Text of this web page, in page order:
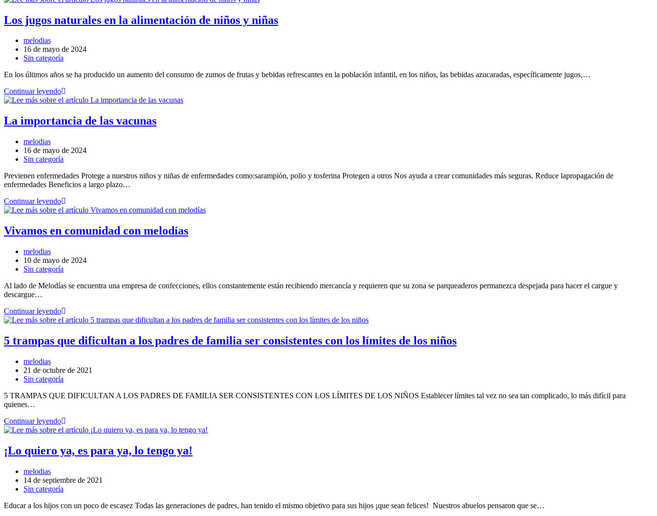
Los jugos naturales en la alimentación de niños y niñas
melodias
16 de mayo de 2024
Sin categoría
En los últimos años se ha producido un aumento del consumo de zumos de frutas y bebidas refrescantes en la población infantil, en los niños, las bebidas azucaradas, específicamente jugos,…
Continuar leyendo
La importancia de las vacunas
melodias
16 de mayo de 2024
Sin categoría
Previenen enfermedades Protege a nuestros niños y niñas de enfermedades como:sarampión, polio y tosferina Protegen a otros Nos ayuda a crear comunidades más seguras. Reduce lapropagación de
enfermedades Beneficios a largo plazo…
Continuar leyendo
Vivamos en comunidad con melodías
melodias
10 de mayo de 2024
Sin categoría
Al lado de Melodías se encuentra una empresa de confecciones, ellos constantemente están recibiendo mercancía y requieren que su zona se parqueaderos permanezca despejada para hacer el cargue y
descargue…
Continuar leyendo
5 trampas que dificultan a los padres de familia ser consistentes con los límites de los niños
melodias
21 de octubre de 2021
Sin categoría
5 TRAMPAS QUE DIFICULTAN A LOS PADRES DE FAMILIA SER CONSISTENTES CON LOS LÍMITES DE LOS NIÑOS Establecer límites tal vez no sea tan complicado, lo más difícil para
quienes…
Continuar leyendo
¡Lo quiero ya, es para ya, lo tengo ya!
melodias
14 de septiembre de 2021
Sin categoría
Educar a los hijos con un poco de escasez Todas las generaciones de padres, han tenido el mismo objetivo para sus hijos ¡que sean felices! Nuestros abuelos pensaron que se…